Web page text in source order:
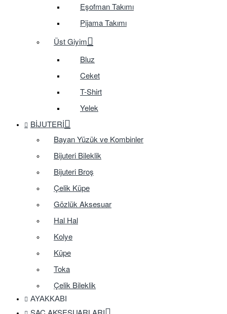
Eşofman Takımı
Pijama Takımı
Üst Giyim
Bluz
Ceket
T-Shirt
Yelek
BIJUTERI
Bayan Yüzük ve Kombinler
Bijuteri Bileklik
Bijuteri Broş
Çelik Küpe
Gözlük Aksesuar
Hal Hal
Kolye
Küpe
Toka
Çelik Bileklik
AYAKKABI